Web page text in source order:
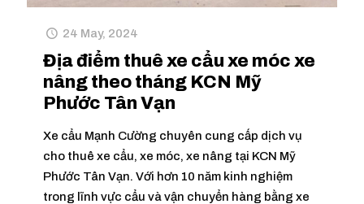
24 May, 2024
Địa điểm thuê xe cẩu xe móc xe
nâng theo tháng KCN Mỹ
Phước Tân Vạn
Xe cẩu Mạnh Cường chuyên cung cấp dịch vụ
cho thuê xe cẩu, xe móc, xe nâng tại KCN Mỹ
Phước Tân Vạn. Với hơn 10 năm kinh nghiệm
trong lĩnh vực cẩu và vận chuyển hàng bằng xe